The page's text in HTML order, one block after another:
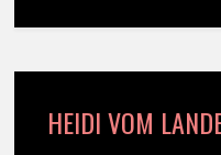
HEIDI VOM